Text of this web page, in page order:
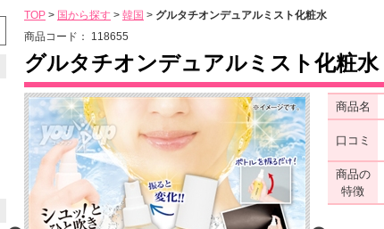
TOP > 国から探す > 韓国 > グルタチオンデュアルミスト化粧水
商品コード： 118655
グルタチオンデュアルミスト化粧水
商品名
口コミ
商品の
特徴